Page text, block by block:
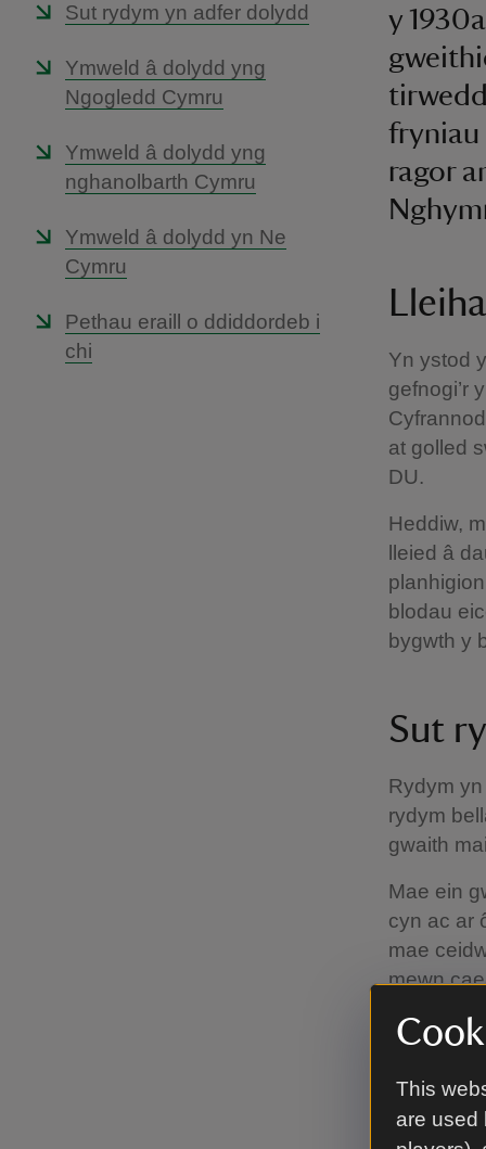
This
are used
Sut rydym yn adfer dolydd
Ymweld â dolydd yng
Ngogledd Cymru
Ymweld â dolydd yng
nghanolbarth Cymru
Ymweld â dolydd yn Ne
Cymru
Pethau eraill o ddiddordeb i
chi
y
fryniau
ragor
Yn ystod
gefnogi’r
at golled
DU.
Heddiw,
lleied â
blodau
bygwth y
Sut
Rydym
rydym
gwaith
Mae ein
cyn ac ar
mae
mewn
Gyda
hyn, a